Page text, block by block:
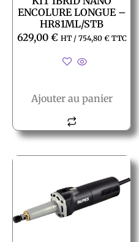
ENCOLURE LONGUE –
HR81ML/STB
629,00 € HT / 754,80 €TTC
Ajouter au panier